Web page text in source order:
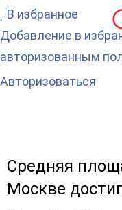
Средняя
Москве
В избранное
Добавление в
авторизованным
Авторизоваться